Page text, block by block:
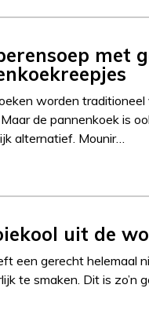
met
worden
de pannenkoek is
alternatief. Mounir…
uit de
een gerecht helemaal
te smaken. Dit is zo’n